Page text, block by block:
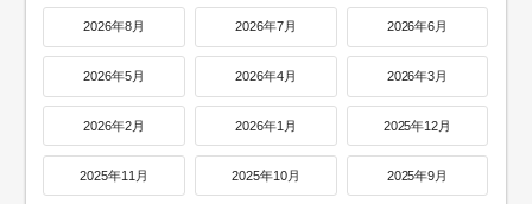
2026年8月 2026年7月 2026年6月
2026年5月 2026年4月 2026年3月
2026年2月 2026年1月 2025年12月
2025年11月 2025年10月 2025年9月